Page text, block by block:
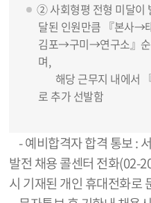
② 사회형평 전형 미달이
달된 인원만큼 『본
김포→구미→연구소』순
며,
해당 근무지 내에서
로 추가 선발함
- 예비합격자 합격 통보 :
발전 채용 콜센터 전화(02-
시 기재된 개인 휴대전화로